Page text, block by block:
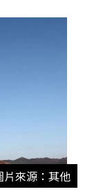
片來源：其他